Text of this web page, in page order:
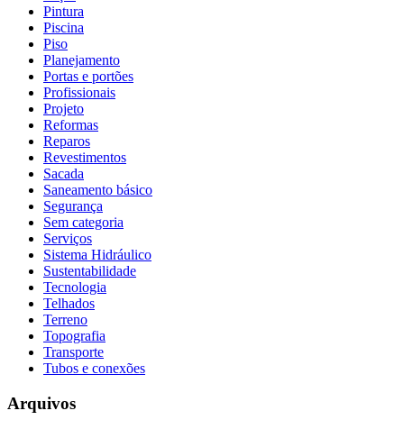
Pintura
Piscina
Piso
Planejamento
Portas e portões
Profissionais
Projeto
Reformas
Reparos
Revestimentos
Sacada
Saneamento básico
Segurança
Sem categoria
Serviços
Sistema Hidráulico
Sustentabilidade
Tecnologia
Telhados
Terreno
Topografia
Transporte
Tubos e conexões
Arquivos